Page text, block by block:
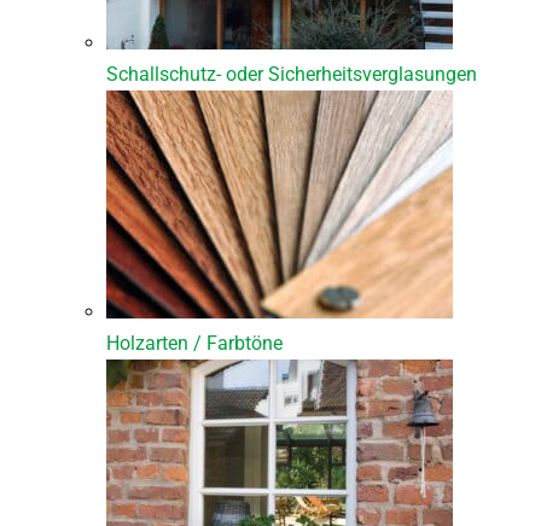
Schallschutz- oder Sicherheitsverglasungen
Holzarten / Farbtöne